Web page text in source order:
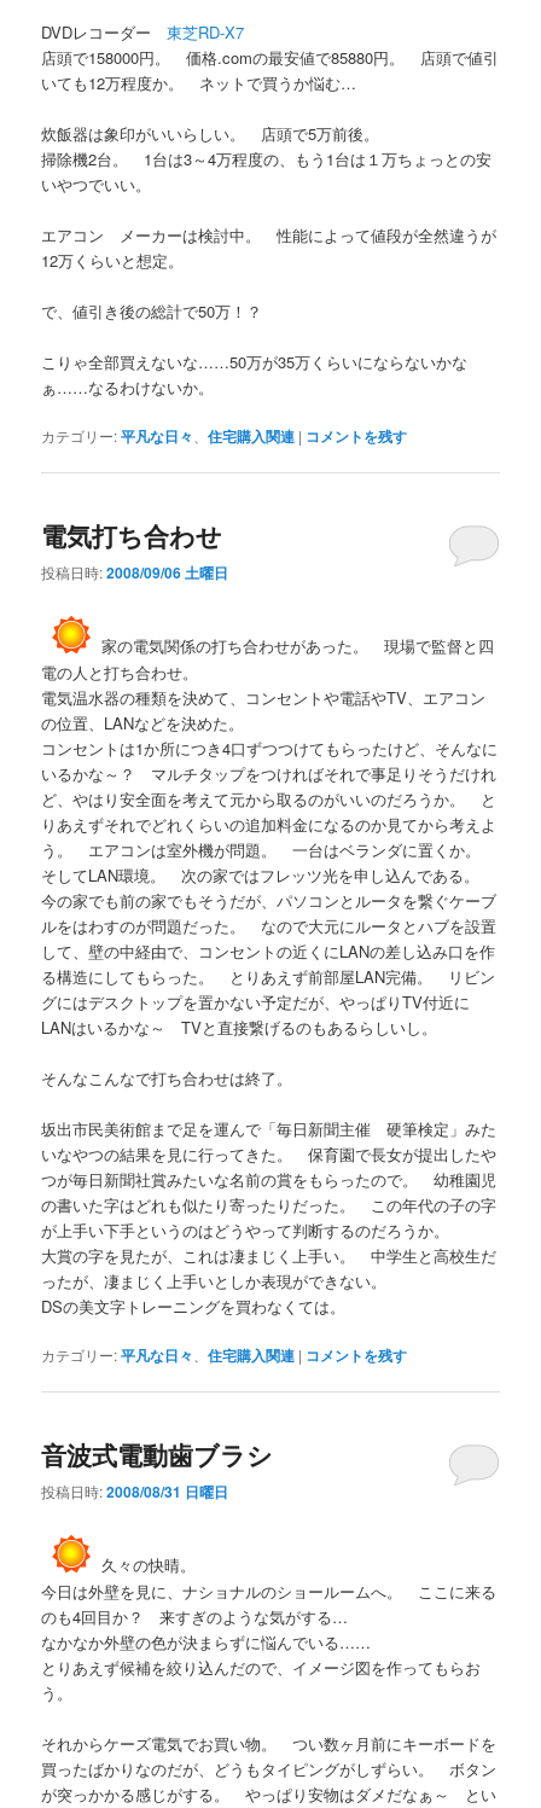
DVDレコーダー東芝RD-X7
店頭で158000円。 価格.comの最安値で85880円。 店頭で値引
いても12万程度か。 ネットで買うか悩む…
炊飯器は象印がいいらしい。 店頭で5万前後。
掃除機2台。 1台は3～4万程度の、もう1台は１万ちょっとの安
いやつでいい。
エアコン メーカーは検討中。 性能によって値段が全然違うが
12万くらいと想定。
で、値引き後の総計で50万！？
こりゃ全部買えないな……50万が35万くらいにならないかな
ぁ……なるわけないか。
カテゴリー:平凡な日々 、住宅購入関連 | コメントを残す
電気打ち合わせ
投稿日時:2008/09/06 土曜日
家の電気関係の打ち合わせがあった。 現場で監督と四
電の人と打ち合わせ。
電気温水器の種類を決めて、コンセントや電話やTV、エアコン
の位置、LANなどを決めた。
コンセントは1か所につき4口ずつつけてもらったけど、そんなに
いるかな～？ マルチタップをつければそれで事足りそうだけれ
ど、やはり安全面を考えて元から取るのがいいのだろうか。 と
りあえずそれでどれくらいの追加料金になるのか見てから考えよ
う。 エアコンは室外機が問題。 一台はベランダに置くか。
そしてLAN環境。 次の家ではフレッツ光を申し込んである。
今の家でも前の家でもそうだが、パソコンとルータを繋ぐケーブ
ルをはわすのが問題だった。 なので大元にルータとハブを設置
して、壁の中経由で、コンセントの近くにLANの差し込み口を作
る構造にしてもらった。 とりあえず前部屋LAN完備。 リビン
グにはデスクトップを置かない予定だが、やっぱりTV付近に
LANはいるかな～ TVと直接繋げるのもあるらしいし。
そんなこんなで打ち合わせは終了。
坂出市民美術館まで足を運んで「毎日新聞主催 硬筆検定」みた
いなやつの結果を見に行ってきた。 保育園で長女が提出したや
つが毎日新聞社賞みたいな名前の賞をもらったので。 幼稚園児
の書いた字はどれも似たり寄ったりだった。 この年代の子の字
が上手い下手というのはどうやって判断するのだろうか。
大賞の字を見たが、これは凄まじく上手い。 中学生と高校生だ
ったが、凄まじく上手いとしか表現ができない。
DSの美文字トレーニングを買わなくては。
カテゴリー:平凡な日々 、住宅購入関連 | コメントを残す
音波式電動歯ブラシ
投稿日時:2008/08/31 日曜日
久々の快晴。
今日は外壁を見に、ナショナルのショールームへ。 ここに来る
のも4回目か？ 来すぎのような気がする…
なかなか外壁の色が決まらずに悩んでいる……
とりあえず候補を絞り込んだので、イメージ図を作ってもらお
う。
それからケーズ電気でお買い物。 つい数ヶ月前にキーボードを
買ったばかりなのだが、どうもタイピングがしずらい。 ボタン
が突っかかる感じがする。 やっぱり安物はダメだなぁ～ とい